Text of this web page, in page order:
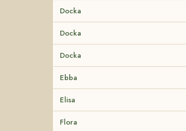
Docka
Docka
Docka
Ebba
Elisa
Flora